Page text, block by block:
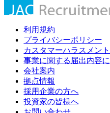
利用規約
プライバシーポリシー
カスタマーハラスメン
事業に関する届出内容
会社案内
拠点情報
採用企業の方へ
投資家の皆様へ